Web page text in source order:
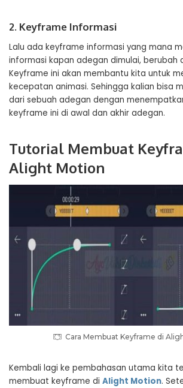
2. Keyframe Informasi
Lalu ada keyframe informasi yang mana
informasi kapan adegan dimulai, berubah
Keyframe ini akan membantu kita untuk
kecepatan animasi. Sehingga kalian bisa
dari sebuah adegan dengan
keyframe ini di awal dan akhir adegan.
Tutorial Membuat
Alight Motion
Cara Membuat Keyframe di
Kembali lagi ke pembahasan utama kita
membuat keyframe di Alight Motion.